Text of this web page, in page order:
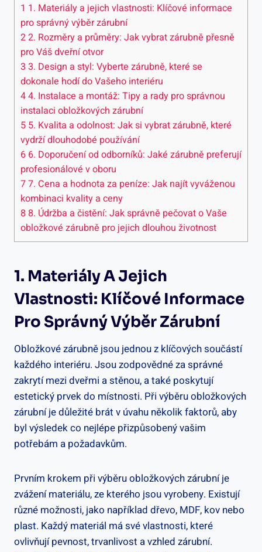
1 1. Materiály a jejich vlastnosti: Klíčové informace
pro správný výběr zárubní
22. Rozměry a průměry: Jak vybrat zárubně přesně
pro Váš dveřní otvor
3 3. Design a styl: Vyberte zárubně, které se
dokonale hodí do Vašeho interiéru
44. Instalace a montáž: Tipy a rady pro správnou
instalaci obložkových zárubní
5 5. Kvalita a odolnost: Jak si vybrat zárubně, které
vydrží dlouhodobé používání
6 6. Doporučení od odborníků: Jaké zárubně preferují
profesionálové v oboru
77. Cena a hodnota za peníze: Jak najít vyváženou
kombinaci kvality a ceny
8 8. Údržba a čistění: Jak správně pečovat o Vaše
obložkové zárubně pro jejich dlouhou životnost
1. Materiály A Jejich
Vlastnosti: Klíčové Informace
Pro Správný Výběr Zárubní
Obložkové zárubně jsou jednou z klíčových součástí
každého interiéru. Jsou zodpovědné za správné
zakrytí mezi dveřmi a stěnou, a také poskytují
estetický prvek do místnosti. Při výběru obložkových
zárubní je důležité brát v úvahu několik faktorů, aby
byl výsledek co nejlépe přizpůsobený vašim
potřebám a požadavkům.
Prvním krokem při výběru obložkových zárubní je
zvážení materiálu, ze kterého jsou vyrobeny. Existují
různé možnosti, jako například dřevo, MDF, kov nebo
plast. Každý materiál má své vlastnosti, které
ovlivňují pevnost, trvanlivost a vzhled zárubní.